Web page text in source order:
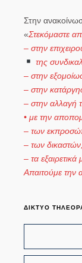
Στην
«Στεκόμαστε
– στην
της
– στην
– στην
– στην αλλαγή
• με την
– των
– των δικαστών,
– τα
Απαιτούμε την
ΔΙΚΤΥΟ